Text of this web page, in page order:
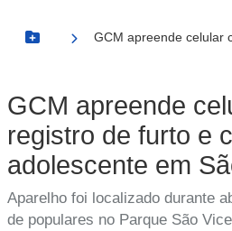
Botão Menu
GCM apreende celular
GCM apreende
registro de furto e
adolescente em
Aparelho foi localizado durante
de populares no Parque São